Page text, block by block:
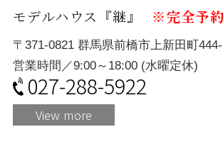
モデルハウス『継』 ※完全予
〒371-0821 群馬県前橋市上新田町
営業時間／9:00～18:00 (水曜定休)
027-288-5922
View more